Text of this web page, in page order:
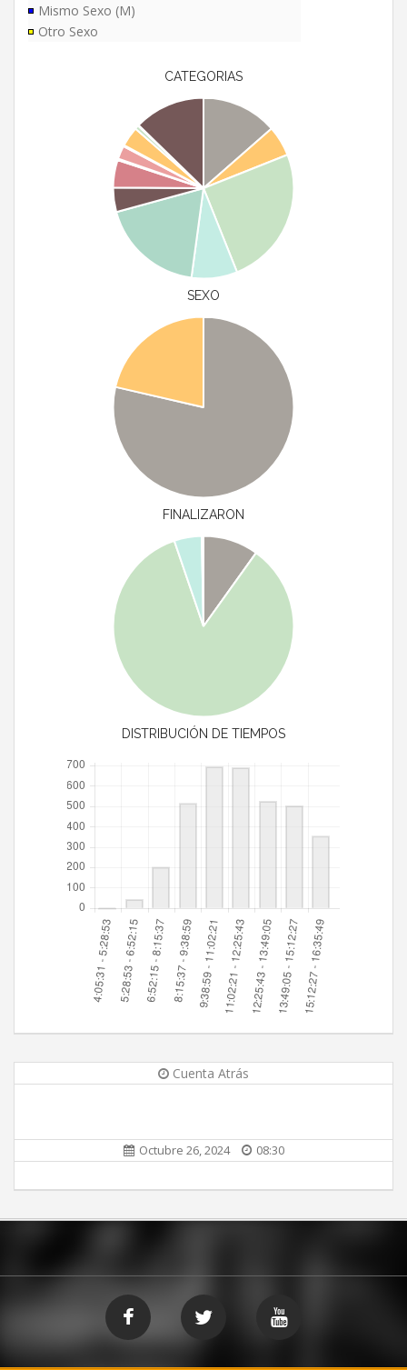
Mismo Sexo (M)
Otro Sexo
CATEGORIAS
SEXO
FINALIZARON
DISTRIBUCIÓN DE TIEMPOS
Cuenta Atrás
Octubre 26, 2024 08:30